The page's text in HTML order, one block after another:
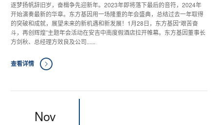
逐梦扬帆辞旧岁，奋楫争先迎新年。2023年即将落下最后的音符，2024年
开始演奏最新的华章。东方基因用一场隆重的年会盛典，总结过去一年取得
的突破和成就，展望未来的新机遇和新发展！1月28日，东方基因“艰苦奋
斗，再创辉煌”主题年会活动在安吉中南度假酒店拉开帷幕。东方基因董事长
方剑秋、总经理方效良及公司......
查看详情
Nov